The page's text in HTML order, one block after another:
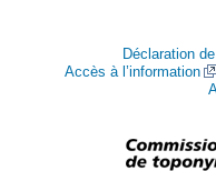
Déclaration
Accès à l’information